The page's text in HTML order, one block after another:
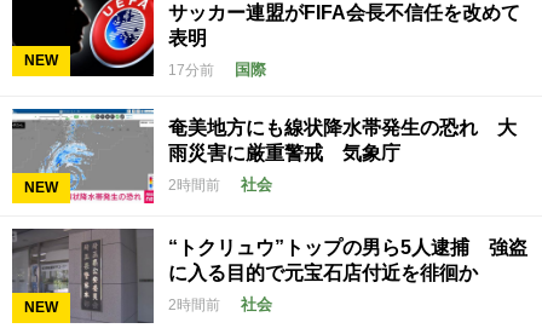
NEW
サッカー連盟がFIFA会長不信任を改めて
表明
17分前 国際
NEW
奄美地方にも線状降水帯発生の恐れ 大
雨災害に厳重警戒 気象庁
2時間前 社会
NEW
“トクリュウ”トップの男ら5人逮捕 強盗
に入る目的で元宝石店付近を徘徊か
2時間前 社会